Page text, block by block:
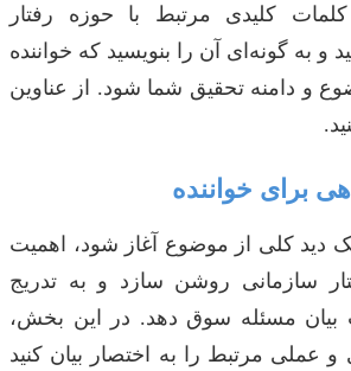
کلیدی مرتبط با حوزه رفتار
و به گونه‌ای آن را بنویسید که خواننده
و دامنه تحقیق شما شود. از عناوین
برای خواننده
یک دید کلی از موضوع آغاز شود، اهمیت
سازمانی روشن سازد و به تدریج
بیان مسئله سوق دهد. در این بخش،
و عملی مرتبط را به اختصار بیان کنید